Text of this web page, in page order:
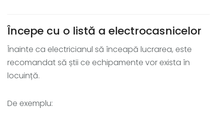
Începe cu o listă a electrocasnicelor
Înainte ca electricianul să înceapă lucrarea, este
recomandat să știi ce echipamente vor exista în
locuință.
De exemplu: